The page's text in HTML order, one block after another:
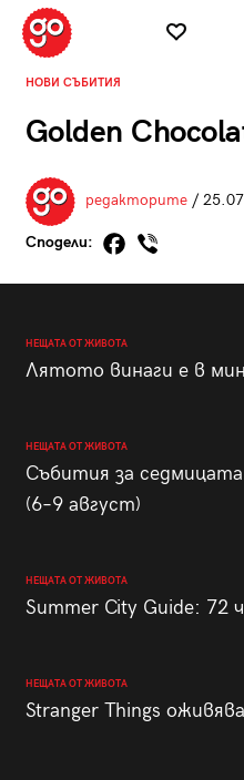
НОВИ СЪБИТИЯ
Golden
редакторите/
Сподели:
НЕЩАТА ОТ ЖИВОТА
Лятото винаги е в
НЕЩАТА ОТ ЖИВОТА
Събития за
(6–9 август)
НЕЩАТА ОТ ЖИВОТА
Summer City Guide: 72
НЕЩАТА ОТ ЖИВОТА
Stranger Things